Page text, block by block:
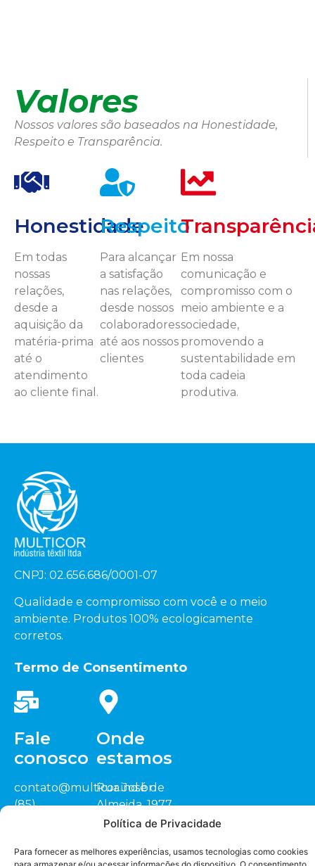
Política de Privacidade
Para fornecer as melhores experiências, usamos tecnologias como cookies
Valores
Nossos valores são baseados na Honestidade,
Respeito e Transparência.
Honestidade
Em todas
nossas
relações,
desde a
aquisição da
matéria-prima
até o
atendimento
ao cliente final.
Respeito
Para alcançar
a satisfação
nas relações,
desde nossos
colaboradores
até aos nossos
clientes
Em nossa
comunicação e
compromisso com o
meio ambiente e a
sociedade,
promovendo a
sustentabilidade em
toda cadeia
produtiva.
CNPJ: 02.656.686/0001-07
Qualidade e compromisso com você e o meio
ambiente. Produtos 100% ecologicamente
corretos.
Termo de Consentimento
Fale
conosco
contato@multicor.ind.br
(85)
Onde
estamos
Rua José de
Almeida, 1977
Sitio Cardeais,
Jaguaruana/CE
representante